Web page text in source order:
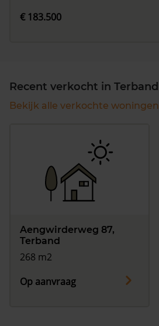
€ 183.500
Recent verkocht in Terband
Bekijk alle verkochte woningen
Aengwirderweg 87,
Terband
268 m2
Op aanvraag